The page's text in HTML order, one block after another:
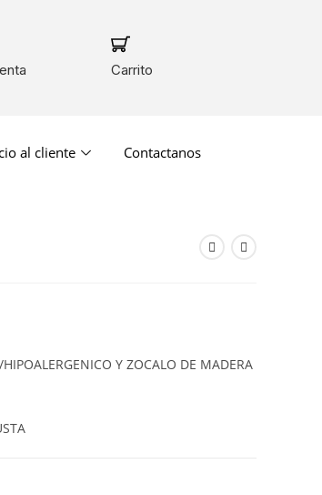
Carrito
al cliente Contactanos
Y ZOCALO DE MADERA